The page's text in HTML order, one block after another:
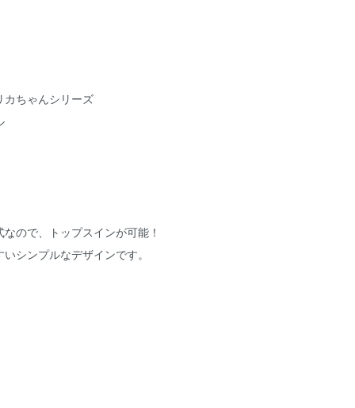
カちゃんシリーズ
ので、トップスインが可能！
シンプルなデザインです。